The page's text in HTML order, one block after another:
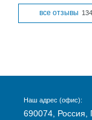
все отзывы 134
Наш адрес (офис):
690074, Россия,